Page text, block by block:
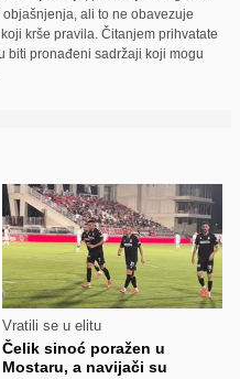
ali to ne obavezuje
krše pravila. Čitanjem prihvatate
biti pronađeni sadržaji koji mogu
Vratili se u elitu
Čelik sinoć poražen u
Mostaru, a navijači su